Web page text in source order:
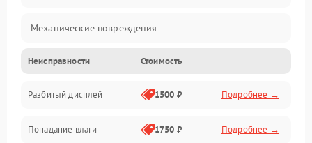
Механические повреждения
Видео
Механика
Управление
Неисправности Стоимость
Разбитый дисплей 1500 ₽ Подробнее →
Попадание влаги 1750 ₽ Подробнее →